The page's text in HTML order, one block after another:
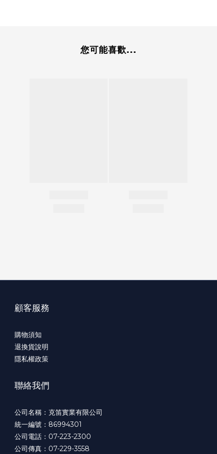
您可能喜歡...
顧客服務
購物須知
退換貨說明
隱私權政策
聯絡我們
公司名稱：克笛實業有限公司
統一編號：86994301
公司電話：07-223-2300
公司傳真：07-229-3558